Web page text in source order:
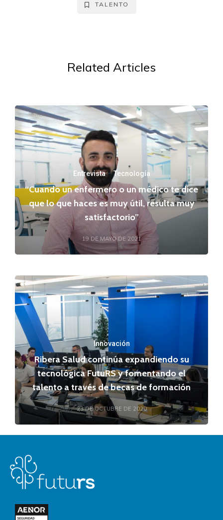
TALENTO
Related Articles
Entrevista·Tecnología
“Cuando un enfermero o un médico te dice
que lo que haces es muy útil, resulta muy
satisfactorio”
19 DE MAYO DE 2021
Innovación
Ribera Salud continúa expandiendo su
tecnológica FutuRS y fomentando el
talento a través de becas de formación
23 DE OCTUBRE DE 2020